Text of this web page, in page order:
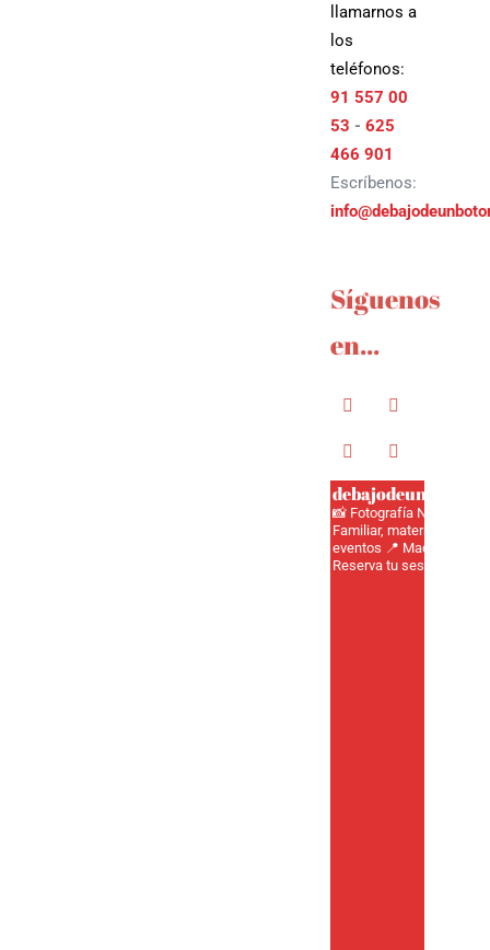
llamarnos a
los
teléfonos:
91 557 00
53 -625
466 901
Escríbenos:
Síguenos
en...
📸 Fotografía Newborn,
Familiar, maternidad,
eventos 📍 Madrid
Reserva tu sesión aquí ⬇️